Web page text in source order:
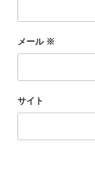
メール ※
サイト